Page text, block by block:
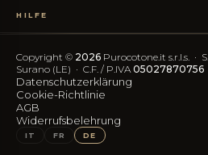
TC300 vs Ägyptische Baumwolle
OEKO-TEX-Zertifizierung
Vereinfachter Widerruf
Trustpilot-Bewertungen
HILFE
FAQ
Versandkosten
FOLGEN SIE UNS
IG FB
Copyright © 2026 Purocotone.it s.r.l.s. ·
Surano (LE) · C.F. / P.IVA05027870756
Datenschutzerklärung
Cookie-Richtlinie
AGB
Widerrufsbelehrung
IT FR DE